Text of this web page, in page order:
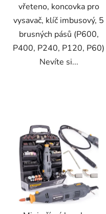
vřeteno, koncovka pro
vysavač, klíč imbusový, 5
brusných pásů (P600,
P400, P240, P120, P60)
Nevíte si...